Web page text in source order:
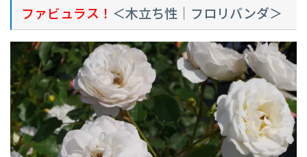
ファビュラス！ ＜木立ち性｜フロリバンダ＞